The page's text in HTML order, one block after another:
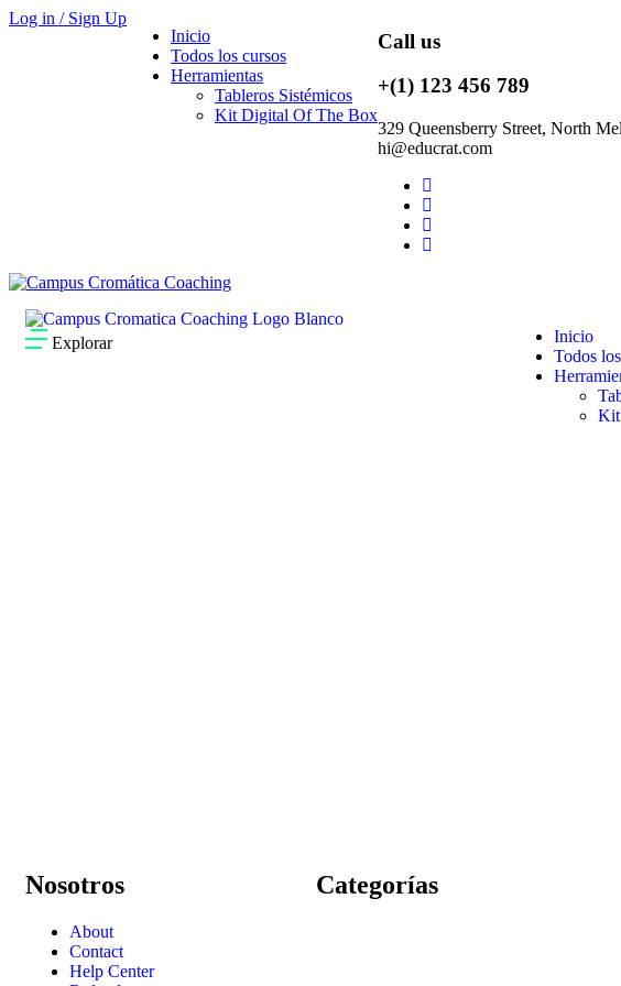
Log in / Sign Up
Inicio
Todos los cursos
Herramientas
Tableros Sistémicos
Kit Digital Of The Box
Call us
+(1) 123 456 789
329 Queensberry Street, North
hi@educrat.com
Explorar
Inicio
Todos
Kit
Nosotros
About
Contact
Help Center
Categorías